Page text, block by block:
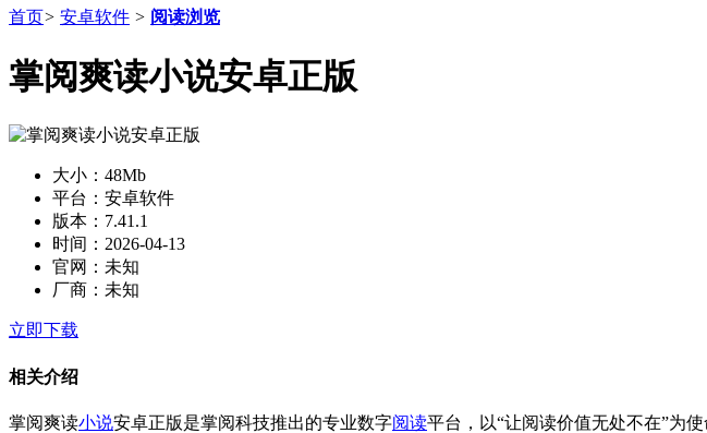
首页> 安卓软件 > 阅读浏览
掌阅爽读小说安卓正版
大小： 48Mb
平台： 安卓软件
版本： 7.41.1
时间： 2026-04-13
官网： 未知
厂商： 未知
立即下载
相关介绍
掌阅爽读小说安卓正版是掌阅科技推出的专业数字阅读平台，以“让阅读价值无处不在”为